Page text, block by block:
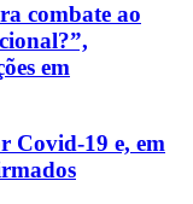
combate ao
em
Covid-19 e, em